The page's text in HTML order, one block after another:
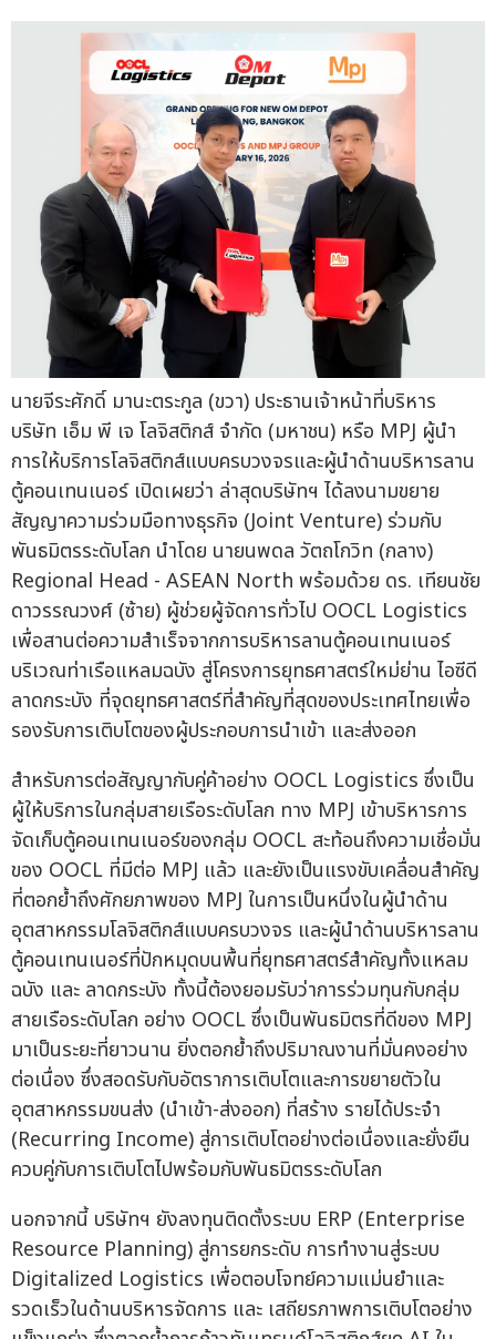
นายจีระศักดิ์ มานะตระกูล (ขวา) ประธานเจ้าหน้าที่บริหาร
บริษัท เอ็ม พี เจ โลจิสติกส์ จำกัด (มหาชน) หรือ MPJ ผู้นำ
การให้บริการโลจิสติกส์แบบครบวงจรและผู้นำด้านบริหารลาน
ตู้คอนเทนเนอร์ เปิดเผยว่า ล่าสุดบริษัทฯ ได้ลงนามขยาย
สัญญาความร่วมมือทางธุรกิจ (Joint Venture) ร่วมกับ
พันธมิตรระดับโลก นำโดย นายนพดล วัตถโกวิท (กลาง)
Regional Head - ASEAN North พร้อมด้วย ดร. เทียนชัย
ดาวรรณวงศ์ (ซ้าย) ผู้ช่วยผู้จัดการทั่วไป OOCL Logistics
เพื่อสานต่อความสำเร็จจากการบริหารลานตู้คอนเทนเนอร์
บริเวณท่าเรือแหลมฉบัง สู่โครงการยุทธศาสตร์ใหม่ย่าน ไอซีดี
ลาดกระบัง ที่จุดยุทธศาสตร์ที่สำคัญที่สุดของประเทศไทยเพื่อ
รองรับการเติบโตของผู้ประกอบการนำเข้า และส่งออก
สำหรับการต่อสัญญากับคู่ค้าอย่าง OOCL Logistics ซึ่งเป็น
ผู้ให้บริการในกลุ่มสายเรือระดับโลก ทาง MPJ เข้าบริหารการ
จัดเก็บตู้คอนเทนเนอร์ของกลุ่ม OOCL สะท้อนถึงความเชื่อมั่น
ของ OOCL ที่มีต่อ MPJ แล้ว และยังเป็นแรงขับเคลื่อนสำคัญ
ที่ตอกย้ำถึงศักยภาพของ MPJ ในการเป็นหนึ่งในผู้นำด้าน
อุตสาหกรรมโลจิสติกส์แบบครบวงจร และผู้นำด้านบริหารลาน
ตู้คอนเทนเนอร์ที่ปักหมุดบนพื้นที่ยุทธศาสตร์สำคัญทั้งแหลม
ฉบัง และ ลาดกระบัง ทั้งนี้ต้องยอมรับว่าการร่วมทุนกับกลุ่ม
สายเรือระดับโลก อย่าง OOCL ซึ่งเป็นพันธมิตรที่ดีของ MPJ
มาเป็นระยะที่ยาวนาน ยิ่งตอกย้ำถึงปริมาณงานที่มั่นคงอย่าง
ต่อเนื่อง ซึ่งสอดรับกับอัตราการเติบโตและการขยายตัวใน
อุตสาหกรรมขนส่ง (นำเข้า-ส่งออก) ที่สร้าง รายได้ประจำ
(Recurring Income) สู่การเติบโตอย่างต่อเนื่องและยั่งยืน
ควบคู่กับการเติบโตไปพร้อมกับพันธมิตรระดับโลก
นอกจากนี้ บริษัทฯ ยังลงทุนติดตั้งระบบ ERP (Enterprise
Resource Planning) สู่การยกระดับ การทำงานสู่ระบบ
Digitalized Logistics เพื่อตอบโจทย์ความแม่นยำและ
รวดเร็วในด้านบริหารจัดการ และ เสถียรภาพการเติบโตอย่าง